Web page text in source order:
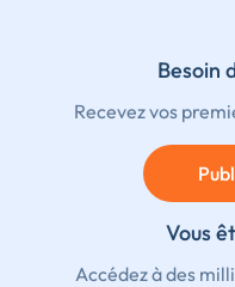
Besoin
Recevez vos
Vous
Accédez à des